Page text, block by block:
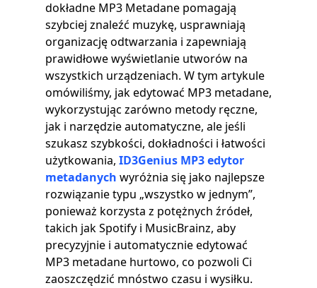
dokładne MP3 Metadane pomagają
szybciej znaleźć muzykę, usprawniają
organizację odtwarzania i zapewniają
prawidłowe wyświetlanie utworów na
wszystkich urządzeniach. W tym artykule
omówiliśmy, jak edytować MP3 metadane,
wykorzystując zarówno metody ręczne,
jak i narzędzie automatyczne, ale jeśli
szukasz szybkości, dokładności i łatwości
użytkowania, ID3Genius MP3 edytor
metadanych wyróżnia się jako najlepsze
rozwiązanie typu „wszystko w jednym”,
ponieważ korzysta z potężnych źródeł,
takich jak Spotify i MusicBrainz, aby
precyzyjnie i automatycznie edytować
MP3 metadane hurtowo, co pozwoli Ci
zaoszczędzić mnóstwo czasu i wysiłku.